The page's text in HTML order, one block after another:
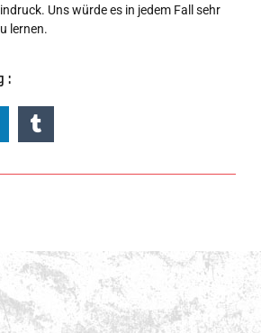
Uns würde es in jedem Fall sehr
lernen.
: